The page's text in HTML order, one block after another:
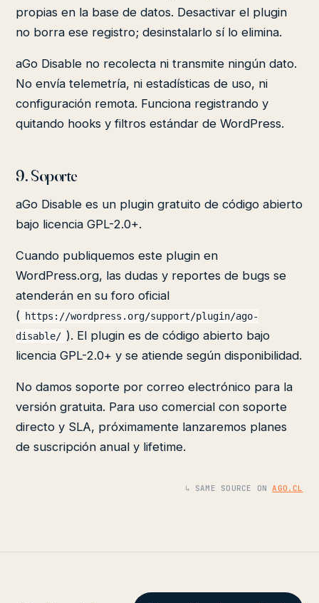
propias en la base de datos. Desactivar el plugin
no borra ese registro; desinstalarlo sí lo elimina.
aGo Disable no recolecta ni transmite ningún dato.
No envía telemetría, ni estadísticas de uso, ni
configuración remota. Funciona registrando y
quitando hooks y filtros estándar de WordPress.
9. Soporte
aGo Disable es un plugin gratuito de código abierto
bajo licencia GPL-2.0+.
Cuando publiquemos este plugin en
WordPress.org, las dudas y reportes de bugs se
atenderán en su foro oficial
(
https://wordpress.org/support/plugin/ago-
disable/ ). El plugin es de código abierto bajo
licencia GPL-2.0+ y se atiende según disponibilidad.
No damos soporte por correo electrónico para la
versión gratuita. Para uso comercial con soporte
directo y SLA, próximamente lanzaremos planes
de suscripción anual y lifetime.
↳ SAME SOURCE ONAGO.CL